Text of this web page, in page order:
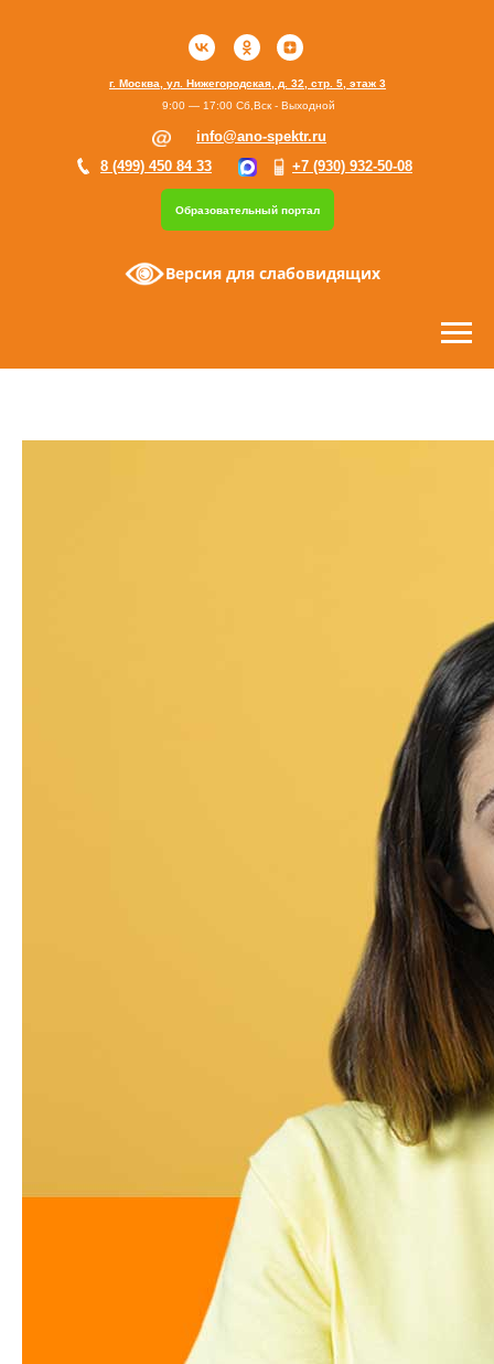
Образовательный портал
г. Москва, ул. Нижегородская, д. 32, стр. 5, этаж 3
+7 (930) 932-50-08
8 (499) 450 84 33
info@ano-spektr.ru
9:00 — 17:00 Сб,Вск - Выходной
Версия для слабовидящих